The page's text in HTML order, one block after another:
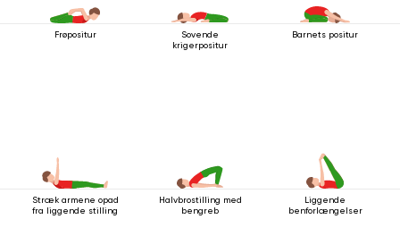
Frøpositur
Sovende
krigerpositur
Barnets positur
Stræk armene opad
fra liggende stilling
Halvbrostilling med
bengreb
Liggende
benforlængelser